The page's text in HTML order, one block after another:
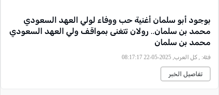
بوجود أبو سلمان أغنية حب ووفاء لولي العهد السعودي
محمد بن سلمان.. رولان تتغنى بمواقف ولي العهد السعودي
محمد بن سلمان
فئة: , كل العرب, 2025-05-22 08:17:17
تفاصيل الخبر